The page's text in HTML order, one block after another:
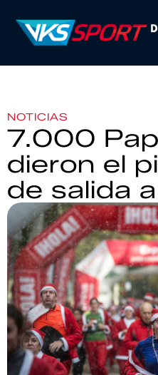
NOTICIAS
7.000
dieron el
de salida